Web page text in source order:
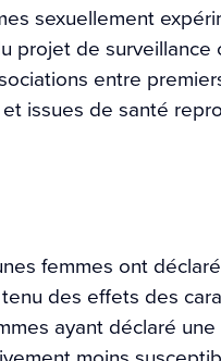
sexuellement
projet de
entre
issues de santé
femmes ont
des effets des
ayant déclaré